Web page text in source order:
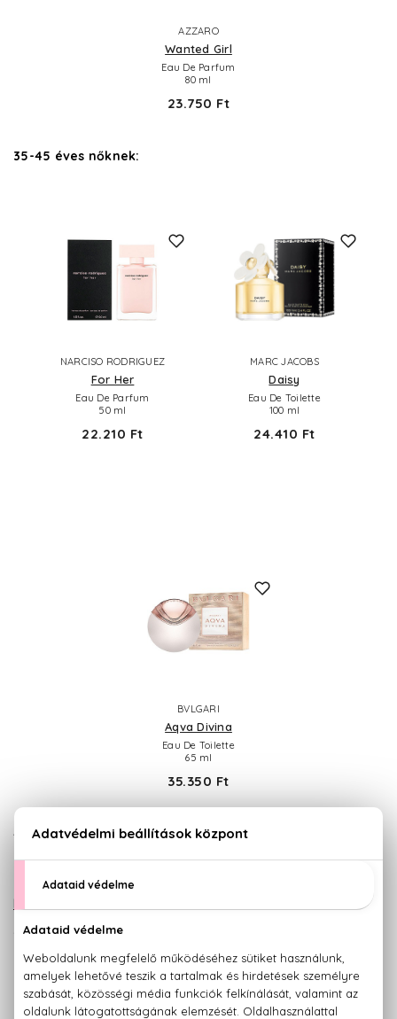
AZZARO
Wanted Girl
Eau De Parfum
80 ml
23.750 Ft
35-45 éves nőknek:
NARCISO RODRIGUEZ
For Her
Eau De Parfum
50 ml
22.210 Ft
MARC JACOBS
Daisy
Eau De Toilette
100 ml
24.410 Ft
BVLGARI
Aqva Divina
Eau De Toilette
65 ml
35.350 Ft
45 év feletti nőknek:
Még több női parfüm!
25 év alatti férfiaknak: